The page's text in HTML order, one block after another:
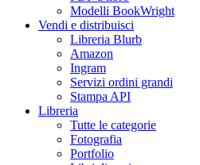
Modelli BookWright
Vendi e distribuisci
Libreria Blurb
Amazon
Ingram
Servizi ordini grandi
Stampa API
Libreria
Tutte le categorie
Fotografia
Portfolio